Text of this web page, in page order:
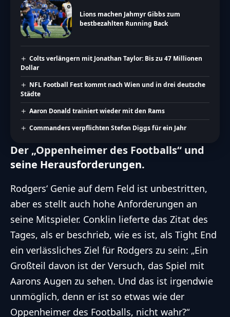
Lions machen Jahmyr Gibbs zum
bestbezahlten Running Back
Colts verlängern mit Jonathan Taylor: Bis zu 47 Millionen
Dollar
NFL Football Fest kommt nach Wien und in drei deutsche
Städte
Aaron Donald trainiert wieder mit den Rams
Commanders verpflichten Stefon Diggs für ein Jahr
Der „Oppenheimer des Footballs“ und
seine Herausforderungen.
Rodgers‘ Genie auf dem Feld ist unbestritten,
aber es stellt auch hohe Anforderungen an
seine Mitspieler. Conklin lieferte das Zitat des
Tages, als er beschrieb, wie es ist, als Tight End
ein verlässliches Ziel für Rodgers zu sein: „Ein
Großteil davon ist der Versuch, das Spiel mit
Aarons Augen zu sehen. Und das ist irgendwie
unmöglich, denn er ist so etwas wie der
Oppenheimer des Footballs, nicht wahr?“